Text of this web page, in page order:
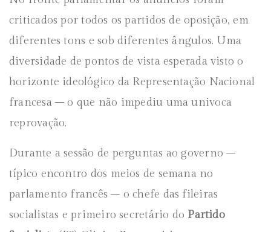
criticados por todos os partidos de oposição, em
diferentes tons e sob diferentes ângulos. Uma
diversidade de pontos de vista esperada visto o
horizonte ideológico da Representação Nacional
francesa – o que não impediu uma univoca
reprovação.
Durante a sessão de perguntas ao governo –
típico encontro dos meios de semana no
parlamento francês – o chefe das fileiras
socialistas e primeiro secretário do Partido